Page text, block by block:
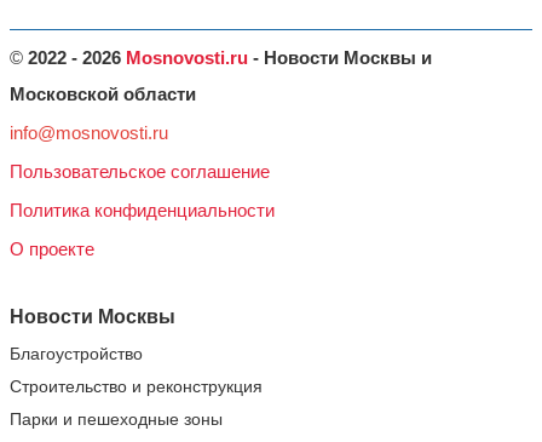
© 2022 - 2026 Mosnovosti.ru - Новости Москвы и
Московской области
info@mosnovosti.ru
Пользовательское соглашение
Политика конфиденциальности
О проекте
Новости Москвы
Благоустройство
Строительство и реконструкция
Парки и пешеходные зоны